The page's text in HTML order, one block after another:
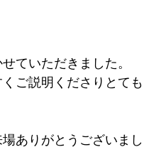
ていただきました。
ご説明くださりとても
ありがとうございまし